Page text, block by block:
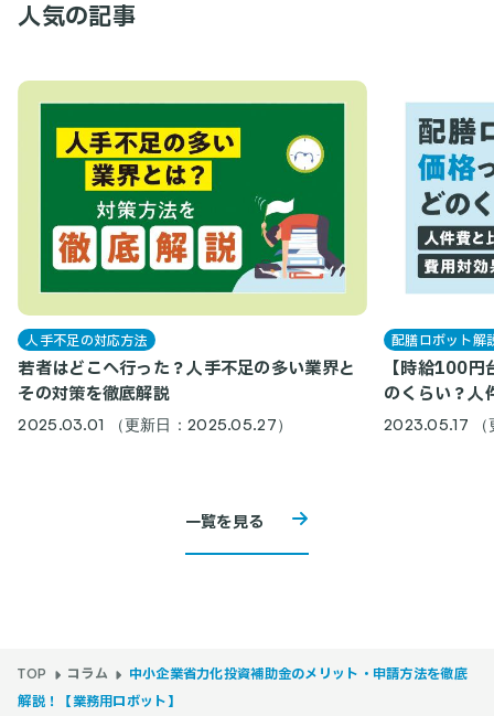
人気の記事
人手不足の対応方法
若者はどこへ行った？人手不足の多い業界と
その対策を徹底解説
2025.03.01 （更新日：2025.05.27）
配膳ロボット解
【時給100
のくらい？人
2023.05.17
一覧を見る
TOP コラム
中小企業省力化投資補助金のメリット・申請方法を徹底
解説！【業務用ロボット】